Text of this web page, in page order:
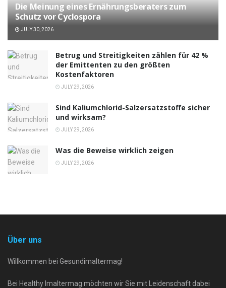
Die Meinung eines Ernährungsberaters zum
Schutz vor Cyclospora
JULY 30, 2026
Betrug und Streitigkeiten zählen für 42 %
der Emittenten zu den größten
Kostenfaktoren
JULY 29, 2026
Sind Kaliumchlorid-Salzersatzstoffe sicher
und wirksam?
JULY 29, 2026
Was die Beweise wirklich zeigen
JULY 29, 2026
Über uns
Willkommen bei Gesundimaltermag!
Bei Healthy Imaltermag möchten wir Sie mit Leidenschaft dabei